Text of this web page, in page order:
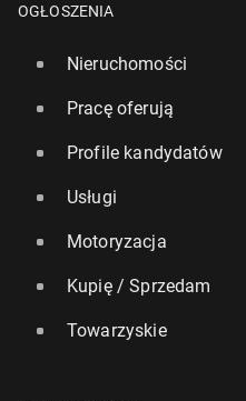
OGŁOSZENIA
Nieruchomości
Pracę oferują
Profile kandydatów
Usługi
Motoryzacja
Kupię / Sprzedam
Towarzyskie